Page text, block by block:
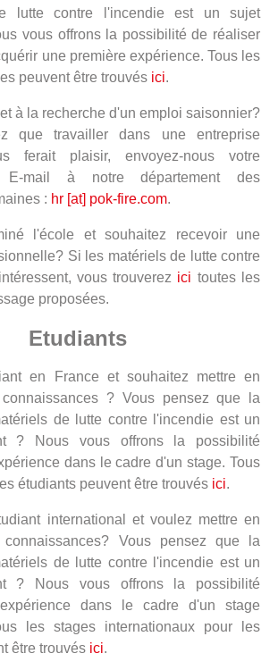
lutte contre l'incendie est un sujet
vous offrons la possibilité de réaliser
une première expérience. Tous les
peuvent être trouvés ici.
à la recherche d'un emploi saisonnier?
que travailler dans une entreprise
ferait plaisir, envoyez-nous votre
E-mail à notre département des
: hr [at] pok-fire.com.
l'école et souhaitez recevoir une
Si les matériels de lutte contre
vous trouverez ici toutes les
proposées.
Etudiants
en France et souhaitez mettre en
? Vous pensez que la
de lutte contre l'incendie est un
? Nous vous offrons la possibilité
dans le cadre d'un stage. Tous
étudiants peuvent être trouvés ici.
international et voulez mettre en
Vous pensez que la
de lutte contre l'incendie est un
? Nous vous offrons la possibilité
dans le cadre d'un stage
les stages internationaux pour les
être trouvés ici.